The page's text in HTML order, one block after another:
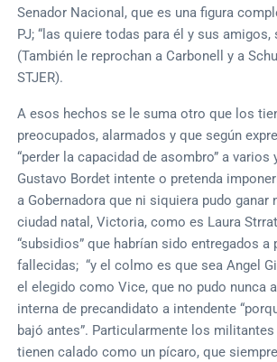
Senador Nacional, que es una figura
PJ; “las quiere todas para él y sus amigos,
(También le reprochan a Carbonell y a
STJER).
A esos hechos se le suma otro que los
preocupados, alarmados y que según
“perder la capacidad de asombro” a varios
Gustavo Bordet intente o pretenda
a Gobernadora que ni siquiera pudo ganar
ciudad natal, Victoria, como es Laura
“subsidios” que habrían sido entregados a
fallecidas; “y el colmo es que sea Angel
el elegido como Vice, que no pudo nunca
interna de precandidato a intendente
bajó antes”. Particularmente los
tienen calado como un pícaro, que